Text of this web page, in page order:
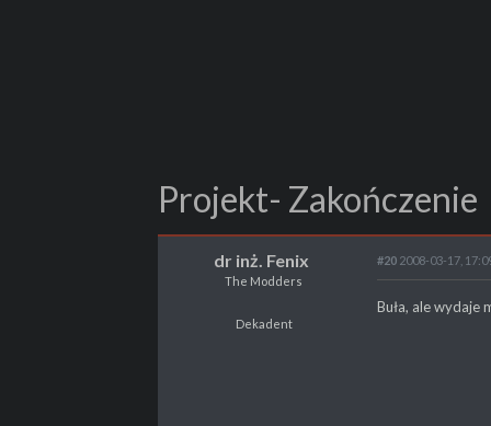
Projekt- Zakończenie
dr inż. Fenix
The Modders
The Modders
Dekadent
#20 2008-03-17,
Buła, ale wydaje